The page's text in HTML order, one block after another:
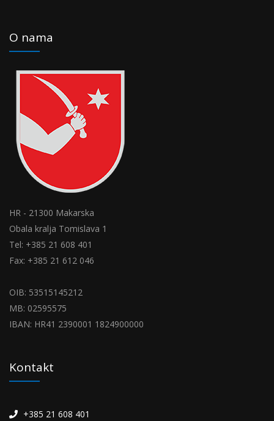
O nama
HR - 21300 Makarska
Obala kralja Tomislava 1
Tel: +385 21 608 401
Fax: +385 21 612 046
OIB: 53515145212
MB: 02595575
IBAN: HR41 2390001 1824900000
Kontakt
+385 21 608 401